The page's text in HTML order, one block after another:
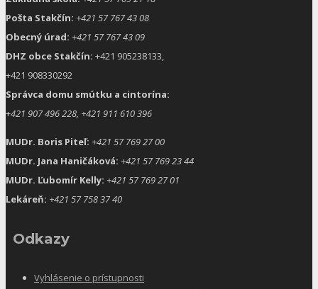
Pošta Stakčín: +421 57 767 43 08
Obecný úrad: +421 57 767 43 09
DHZ obce Stakčín: +421 905238133,
+421 908330292
Správca domu smútku a cintorína:
+421 907 496 228, +421 911 610 396
MUDr. Boris Piteľ: +421 57 769 27 00
MUDr. Jana Haničáková: +421 57 769 23 44
MUDr. Ľubomír Kelly: +421 57 769 27 01
Lekáreň: +421 57 758 37 40
Odkazy
Vyhlásenie o prístupnosti